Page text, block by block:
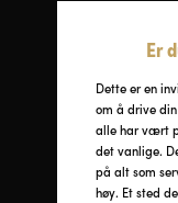
Er
Dette er en
om å drive
alle har vært
det vanlige.
på alt som
høy. Et sted